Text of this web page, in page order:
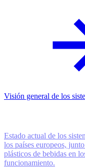
Visión general de los
Estado actual de los
los países europeos,
plásticos de bebidas en
funcionamiento.